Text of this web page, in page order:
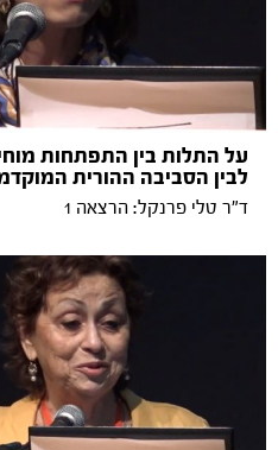
על התלות בין התפתחות
לבין הסביבה ההורית
ד"ר טלי פרנקל: הרצאה 1